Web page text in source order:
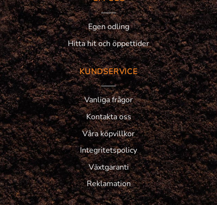
Egen odling
Hitta hit och öppettider
KUNDSERVICE
Vanliga frågor
Kontakta oss
Våra köpvillkor
Integritetspolicy
Växtgaranti
Reklamation